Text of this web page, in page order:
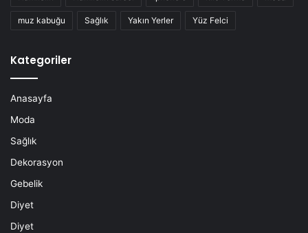
muz kabuğu Sağlık Yakın Yerler Yüz Felci
Kategoriler
Anasayfa
Moda
Sağlık
Dekorasyon
Gebelik
Diyet
Diyet